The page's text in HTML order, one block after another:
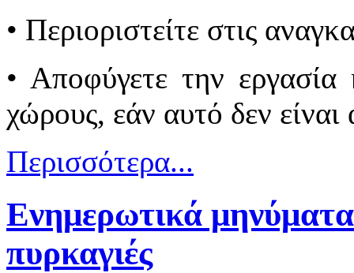
• Περιοριστείτε στις
• Αποφύγετε την
χώρους, εάν αυτό δεν είναι
Περισσότερα...
Ενημερωτικά
πυρκαγιές